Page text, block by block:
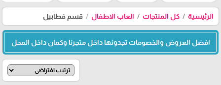
الرئيسية كل المنتجات العاب الاطفال قسم فطابيل
افضل العروض والخصومات تجدونها داخل متجرنا وكمان داخل المحل